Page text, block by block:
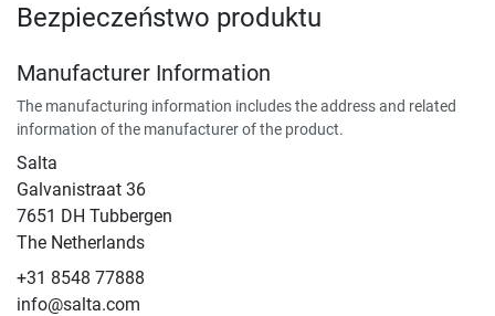
Bezpieczeństwo produktu
Manufacturer Information
The manufacturing information includes the address and related
information of the manufacturer of the product.
Salta
Galvanistraat 36
7651 DH Tubbergen
The Netherlands
+31 8548 77888
info@salta.com